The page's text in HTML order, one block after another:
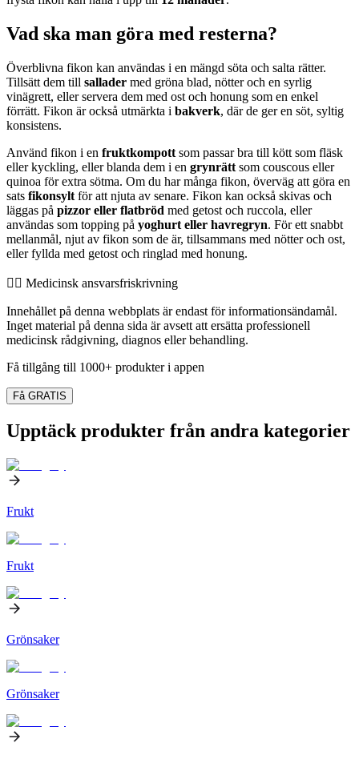
Vad ska man göra med resterna?
Överblivna fikon kan användas i en mängd söta och salta rätter.
Tillsätt dem till sallader med gröna blad, nötter och en syrlig
vinägrett, eller servera dem med ost och honung som en enkel
förrätt. Fikon är också utmärkta i bakverk, där de ger en söt, syltig
konsistens.
Använd fikon i en fruktkompott som passar bra till kött som fläsk
eller kyckling, eller blanda dem i en grynrätt som couscous eller
quinoa för extra sötma. Om du har många fikon, överväg att göra en
sats fikonsylt för att njuta av senare. Fikon kan också skivas och
läggas på pizzor eller flatbröd med getost och ruccola, eller
användas som topping på yoghurt eller havregryn. För ett snabbt
mellanmål, njut av fikon som de är, tillsammans med nötter och ost,
eller fyllda med getost och ringlad med honung.
👨‍⚕️️ Medicinsk ansvarsfriskrivning
Innehållet på denna webbplats är endast för informationsändamål.
Inget material på denna sida är avsett att ersätta professionell
medicinsk rådgivning, diagnos eller behandling.
Få tillgång till 1000+ produkter i appen
Få GRATIS
Upptäck produkter från andra kategorier
Frukt
Frukt
Grönsaker
Grönsaker